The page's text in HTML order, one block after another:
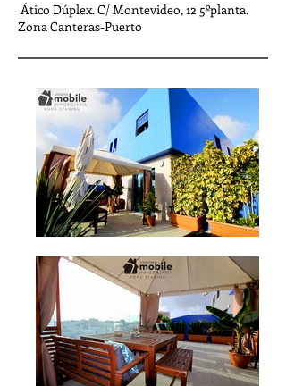
Ático Dúplex. C/ Montevideo, 12 5ºplanta.
Zona Canteras-Puerto